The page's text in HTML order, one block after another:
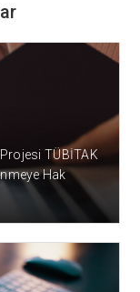
TÜBİTAK
Hak